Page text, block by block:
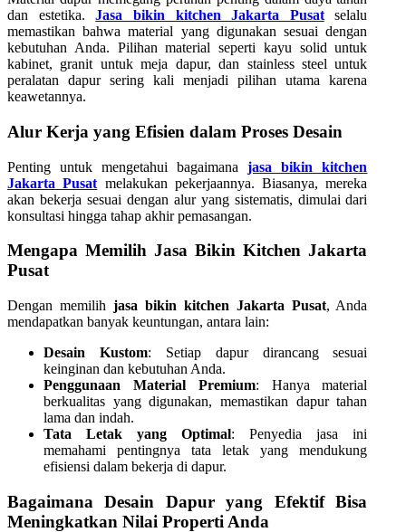
dan estetika.Jasa bikin kitchen Jakarta Pusatselalu
memastikan bahwa material yang digunakan sesuai dengan
kebutuhan Anda. Pilihan material seperti kayu solid untuk
kabinet, granit untuk meja dapur, dan stainless steel untuk
peralatan dapur sering kali menjadi pilihan utama karena
keawetannya.
Alur Kerja yang Efisien dalam Proses Desain
Penting untuk mengetahui bagaimanajasa bikin kitchen
Jakarta Pusat melakukan pekerjaannya. Biasanya, mereka
akan bekerja sesuai dengan alur yang sistematis, dimulai dari
konsultasi hingga tahap akhir pemasangan.
Mengapa MemilihJasa Bikin Kitchen Jakarta
Pusat
Dengan memilih jasa bikin kitchen Jakarta Pusat, Anda
mendapatkan banyak keuntungan, antara lain:
Desain Kustom: Setiap dapur dirancang sesuai
keinginan dan kebutuhan Anda.
Penggunaan Material Premium: Hanya material
berkualitas yang digunakan, memastikan dapur tahan
lama dan indah.
Tata Letak yang Optimal: Penyedia jasa ini
memahami pentingnya tata letak yang mendukung
efisiensi dalam bekerja di dapur.
Bagaimana Desain Dapur yang Efektif Bisa
Meningkatkan Nilai Properti Anda